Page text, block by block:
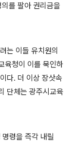
를 팔아 권리금을
는 이들 유치원의
육청이 이를 묵인하
다. 더 이상 장삿속
단체는 광주시교육
령을 즉각 내릴